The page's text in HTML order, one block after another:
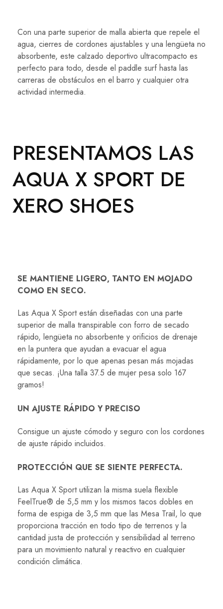
Con una parte superior de malla abierta que repele el
agua, cierres de cordones ajustables y una lengüeta no
absorbente, este calzado deportivo ultracompacto es
perfecto para todo, desde el paddle surf hasta las
carreras de obstáculos en el barro y cualquier otra
actividad intermedia.
PRESENTAMOS LAS
AQUA X SPORT DE
XERO SHOES
SE MANTIENE LIGERO, TANTO EN MOJADO
COMO EN SECO.
Las Aqua X Sport están diseñadas con una parte
superior de malla transpirable con forro de secado
rápido, lengüeta no absorbente y orificios de drenaje
en la puntera que ayudan a evacuar el agua
rápidamente, por lo que apenas pesan más mojadas
que secas. ¡Una talla 37.5 de mujer pesa solo 167
gramos!
UN AJUSTE RÁPIDO Y PRECISO
Consigue un ajuste cómodo y seguro con los cordones
de ajuste rápido incluidos.
PROTECCIÓN QUE SE SIENTE PERFECTA.
Las Aqua X Sport utilizan la misma suela flexible
FeelTrue® de 5,5 mm y los mismos tacos dobles en
forma de espiga de 3,5 mm que las Mesa Trail, lo que
proporciona tracción en todo tipo de terrenos y la
cantidad justa de protección y sensibilidad al terreno
para un movimiento natural y reactivo en cualquier
condición climática.